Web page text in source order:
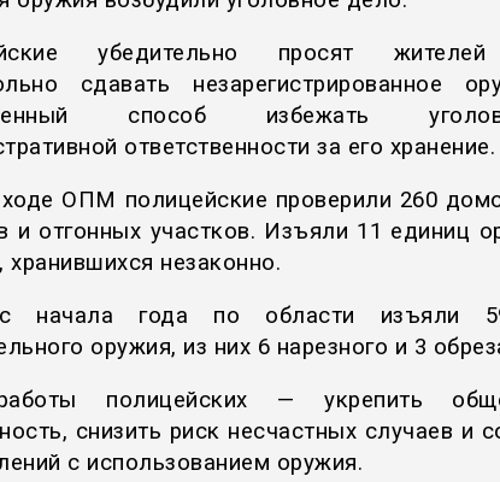
убедительно просят
сдавать незарегистрированное
способ избежать
ответственности за его хранение.
ходе ОПМ полицейские проверили 260
и отгонных участков. Изъяли 11 единиц
хранившихся незаконно.
начала года по области изъяли
оружия, из них 6 нарезного и 3
полицейских — укрепить
снизить риск несчастных случаев и
с использованием оружия.